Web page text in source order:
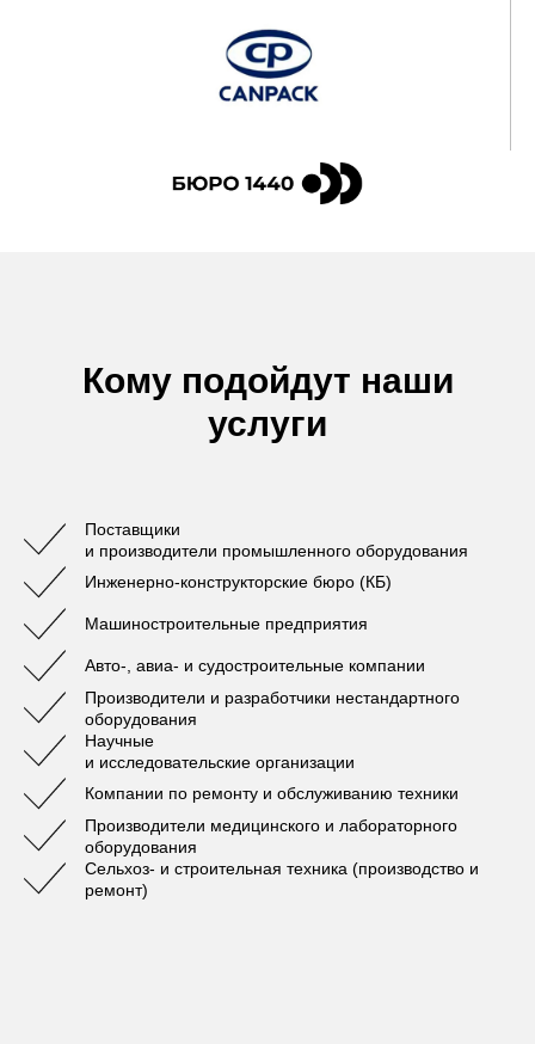
Кому подойдут наши
услуги
Поставщики
и производители промышленного оборудования
Инженерно-конструкторские бюро (КБ)
Машиностроительные предприятия
Авто-, авиа- и судостроительные компании
Производители и разработчики нестандартного
оборудования
Научные
и исследовательские организации
Компании по ремонту и обслуживанию техники
Производители медицинского и лабораторного
оборудования
Сельхоз- и строительная техника (производство и
ремонт)